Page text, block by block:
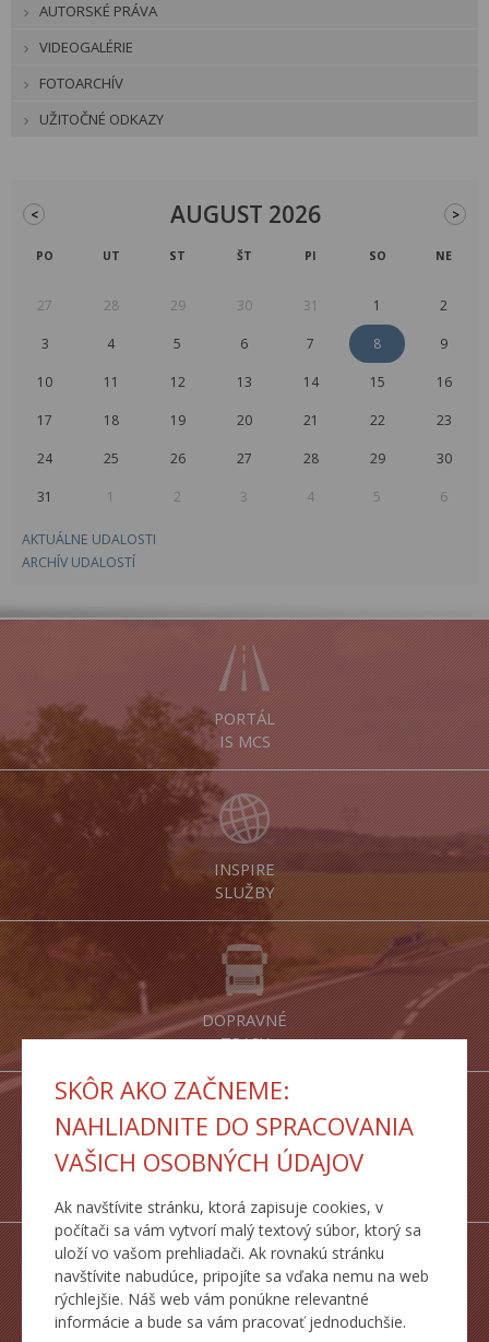
SKÔR AKO ZAČNEME:
NAHLIADNITE DO SPRACOVANIA
VAŠICH OSOBNÝCH ÚDAJOV
Ak navštívite stránku, ktorá zapisuje cookies, v
počítači sa vám vytvorí malý textový súbor, ktorý sa
uloží vo vašom prehliadači. Ak rovnakú stránku
navštívite nabudúce, pripojíte sa vďaka nemu na web
rýchlejšie. Náš web vám ponúkne relevantné
informácie a bude sa vám pracovať jednoduchšie.
AUTORSKÉ PRÁVA
VIDEOGALÉRIE
FOTOARCHÍV
UŽITOČNÉ ODKAZY
< AUGUST 2026 >
PO UT ST ŠT PI SO NE
27 28 29 30 31 1 2
3 4 5 6 7 8 9
10 11 12 13 14 15 16
17 18 19 20 21 22 23
24 25 26 27 28 29 30
31 1 2 3 4 5 6
AKTUÁLNE UDALOSTI
ARCHÍV UDALOSTÍ
PORTÁL
IS MCS
INSPIRE
SLUŽBY
DOPRAVNÉ
TRASY
ŠTATISTICKÉ
MAPY CESTNEJ